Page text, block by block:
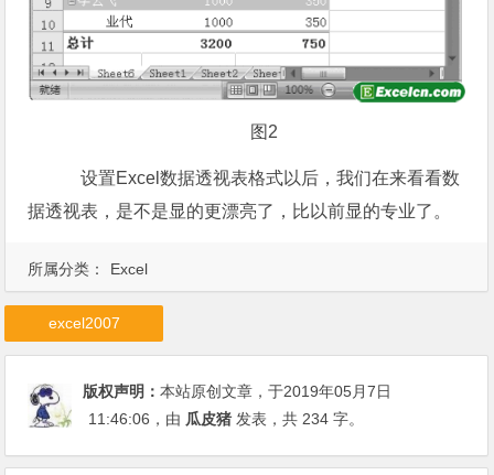
图2
设置Excel数据透视表格式以后，我们在来看看数
据透视表，是不是显的更漂亮了，比以前显的专业了。
所属分类： Excel
excel2007
版权声明：本站原创文章，于2019年05月7日
11:46:06 ，由 瓜皮猪 发表，共 234 字。